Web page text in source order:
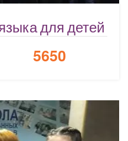
для детей
5650